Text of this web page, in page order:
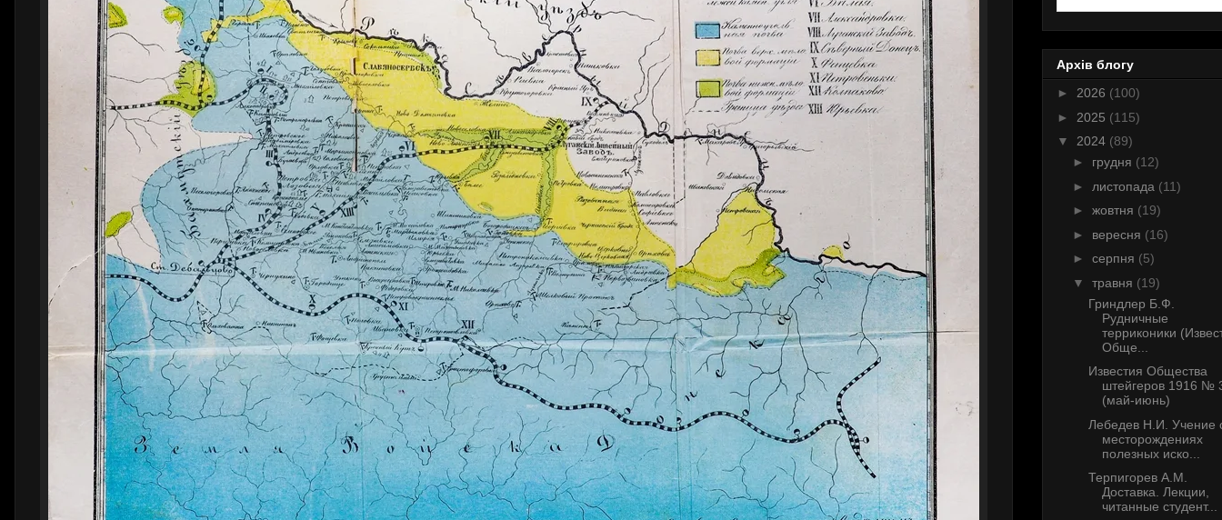
Архів блогу
► 2026 (100)
► 2025 (115)
▼ 2024 (89)
► грудня (12)
► листопада (11)
► жовтня (19)
► вересня (16)
► серпня (5)
▼ травня (19)
Гриндлер Б.Ф.
Рудничные
терриконики
Обще...
Известия Общества
штейгеров 1916 №
(май-июнь)
Лебедев Н.И. Учение
месторождениях
полезных иско...
Терпигорев А.М.
Доставка. Лекции,
читанные студент...